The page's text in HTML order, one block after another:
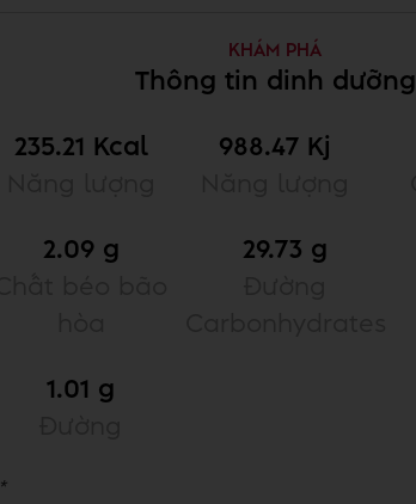
KHÁM PHÁ
Thông tin dinh dưỡng
235.21 Kcal
988.47 Kj
2.09 g
29.73 g
1.01 g
*